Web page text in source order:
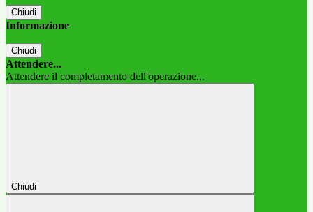
Chiudi
Informazione
Chiudi
Attendere...
Attendere il completamento dell'operazione...
Chiudi